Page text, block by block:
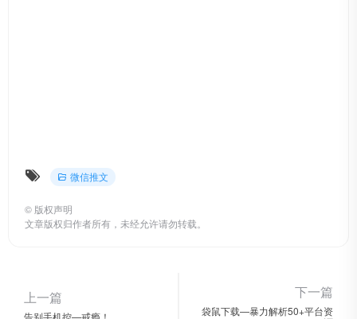
微信推文
© 版权声明
文章版权归作者所有，未经允许请勿转载。
上一篇
告别手机控—戒瘾！
下一篇
袋鼠下载—暴力解析50+平台资